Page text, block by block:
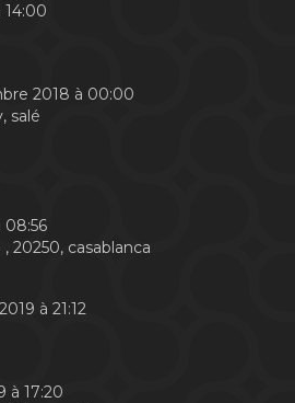
14:00
2018 à 00:00
salé
08:56
20250, casablanca
à 21:12
à 17:20